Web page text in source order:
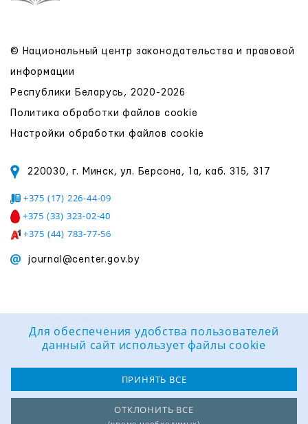
© Национальный центр законодательства и правовой
информации
Республики Беларусь, 2020-2026
Политика обработки файлов cookie
Настройки обработки файлов cookie
220030, г. Минск, ул. Берсона, 1а, каб. 315, 317
+375 (17) 226-44-09
+375 (33) 323-02-40
+375 (44) 783-77-56
journal@center.gov.by
поддержка сайта:
Группа компаний
«ЦВР «ОКТЯБРЬСКИЙ»
Для обеспечения удобства пользователей
данный сайт использует файлы cookie
ПРИНЯТЬ ВСЕ
ОТКЛОНИТЬ ВСЕ